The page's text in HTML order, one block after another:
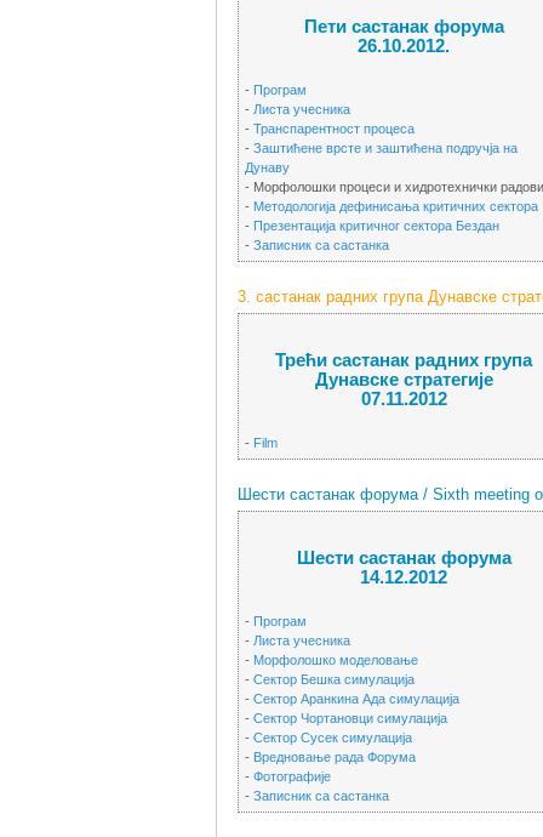
Пети састанак форума
26.10.2012.
- Програм
- Листа учесника
-Транспарентност процеса
-Заштићене врсте и заштићена подручја на
Дунаву
- Морфолошки процеси и хидротехнички
- Методологија дефинисања критичних сектора
- Презентација критичног сектора Бездан
-Записник са састанка
3. састанак радних група Дунавске
Трећи састанак радних група
Дунавске стратегије
07.11.2012
- Film
Шести састанак форума / Sixth meeting
Шести састанак форума
14.12.2012
- Програм
- Листа учесника
- Морфолошко моделовање
-Сектор Бешка симулација
-Сектор Аранкина Ада симулација
-Сектор Чортановци симулација
-Сектор Сусек симулација
- Вредновање рада Форума
-Фотографије
-Записник са састанка